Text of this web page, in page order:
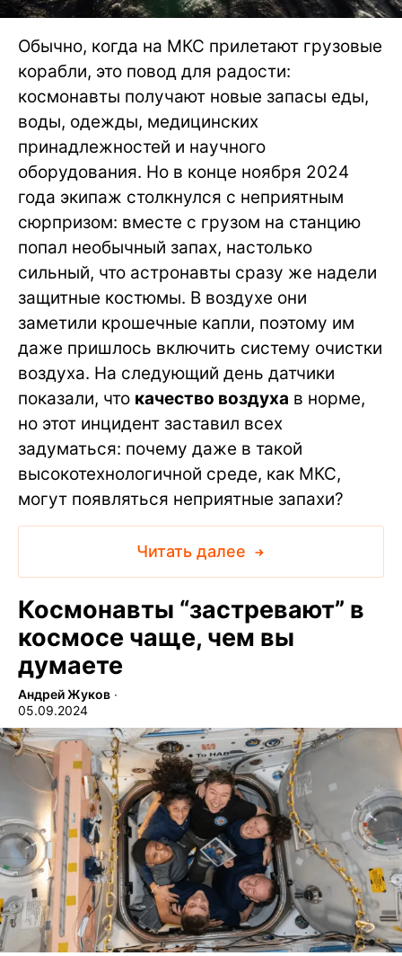
Обычно, когда на МКС прилетают грузовые
корабли, это повод для радости:
космонавты получают новые запасы еды,
воды, одежды, медицинских
принадлежностей и научного
оборудования. Но в конце ноября 2024
года экипаж столкнулся с неприятным
сюрпризом: вместе с грузом на станцию
попал необычный запах, настолько
сильный, что астронавты сразу же надели
защитные костюмы. В воздухе они
заметили крошечные капли, поэтому им
даже пришлось включить систему очистки
воздуха. На следующий день датчики
показали, что качество воздуха в норме,
но этот инцидент заставил всех
задуматься: почему даже в такой
высокотехнологичной среде, как МКС,
могут появляться неприятные запахи?
Читать далее
Космонавты “застревают” в
космосе чаще, чем вы
думаете
Андрей Жуков ∙
05.09.2024